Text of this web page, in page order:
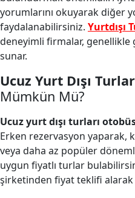
yorumlarını okuyarak diğer
faydalanabilirsiniz. Yurtdışı
deneyimli firmalar,
sunar.
Ucuz Yurt Dışı
Mümkün Mü?
Ucuz yurt dışı turları
Erken rezervasyon yaparak,
veya daha az popüler
uygun fiyatlı turlar
şirketinden fiyat teklifi alarak